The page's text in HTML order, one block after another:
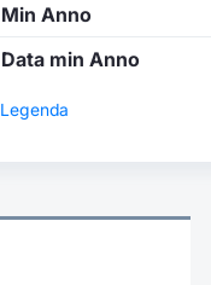
Min Anno
Data min Anno
Legenda